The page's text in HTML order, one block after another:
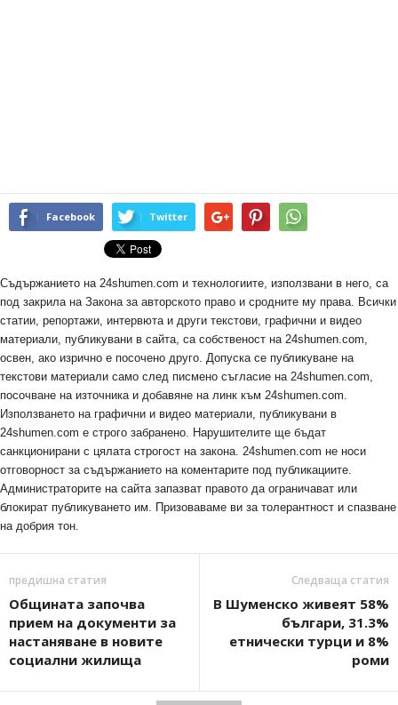
Facebook Twitter
Съдържанието на 24shumen.com и технологиите, използвани в него, са
под закрила на Закона за авторското право и сродните му права. Всички
статии, репортажи, интервюта и други текстови, графични и видео
материали, публикувани в сайта, са собственост на 24shumen.com,
освен, ако изрично е посочено друго. Допуска се публикуване на
текстови материали само след писмено съгласие на 24shumen.com,
посочване на източника и добавяне на линк към 24shumen.com.
Използването на графични и видео материали, публикувани в
24shumen.com е строго забранено. Нарушителите ще бъдат
санкционирани с цялата строгост на закона. 24shumen.com не носи
отговорност за съдържанието на коментарите под публикациите.
Администраторите на сайта запазват правото да ограничават или
блокират публикуването им. Призоваваме ви за толерантност и спазване
на добрия тон.
предишна статия
Общината започва
прием на документи за
настаняване в новите
социални жилища
Следваща статия
В Шуменско живеят 58%
българи, 31.3%
етнически турци и 8%
роми